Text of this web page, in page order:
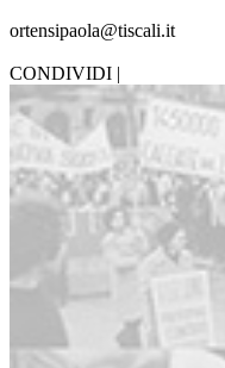
ortensipaola@tiscali.it
CONDIVIDI |